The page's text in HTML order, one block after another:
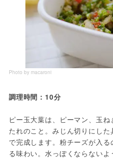
Photo by macaroni
調理時間：10分
ピー玉大葉は、ピーマン、玉
たれのこと。みじん切りにし
で完成します。粉チーズが入
る味わい。水っぽくならない